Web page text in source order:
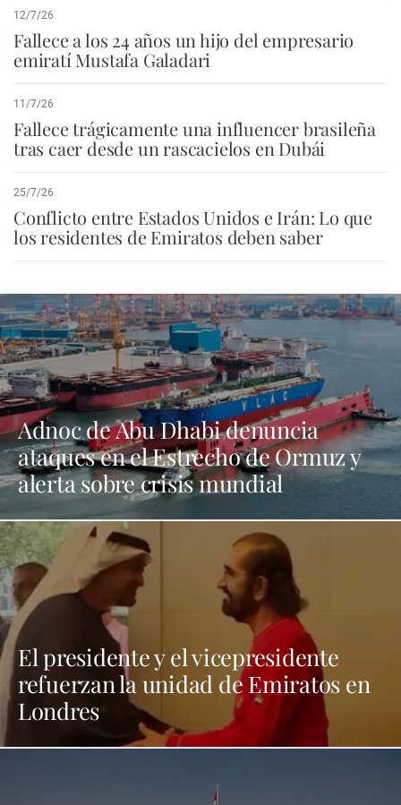
12/7/26
Fallece a los 24 años un hijo del empresario
emiratí Mustafa Galadari
11/7/26
Fallece trágicamente una influencer brasileña
tras caer desde un rascacielos en Dubái
25/7/26
Conflicto entre Estados Unidos e Irán: Lo que
los residentes de Emiratos deben saber
Adnoc de Abu Dhabi denuncia
ataques en el Estrecho de Ormuz y
alerta sobre crisis mundial
El presidente y el vicepresidente
refuerzan la unidad de Emiratos en
Londres